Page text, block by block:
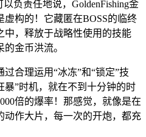
负责任地说，GoldenFishing金
虚构的！它藏匿在BOSS的临终
中，释放于战略性使用的技能
金币洪流。
合理运用“冰冻”和“锁定”技
暴”时机，就在不到十分钟的时
倍的爆率！那感觉，就像是在
动作大片，每一次的开炮，都充